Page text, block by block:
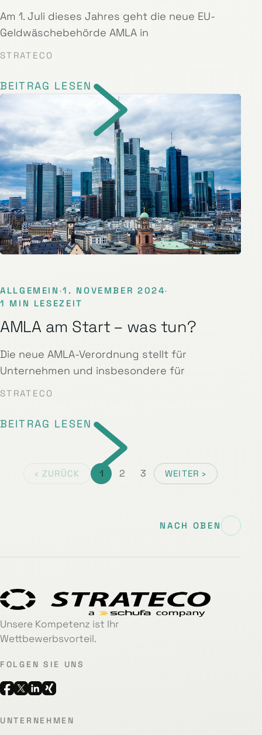
Am 1. Juli dieses Jahres geht die neue EU-
Geldwäschebehörde AMLA in
STRATECO
BEITRAG LESEN
ALLGEMEIN ·1. NOVEMBER 2024·
1 MIN LESEZEIT
AMLA am Start – was tun?
Die neue AMLA-Verordnung stellt für
Unternehmen und insbesondere für
STRATECO
BEITRAG LESEN
‹ ZURÜCK 1 2 3 WEITER ›
NACH OBEN
Unsere Kompetenz ist Ihr
Wettbewerbsvorteil.
FOLGEN SIE UNS
UNTERNEHMEN